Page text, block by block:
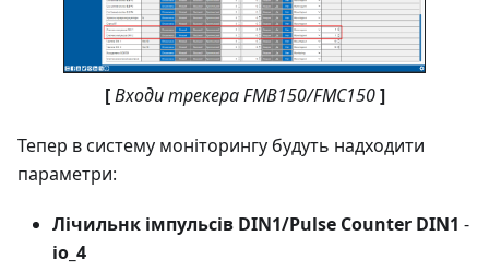
[ Входи трекера FMB150/FMC150 ]
Тепер в систему моніторингу будуть надходити
параметри:
Лічильнк імпульсів DIN1/Pulse Counter DIN1 -
io_4